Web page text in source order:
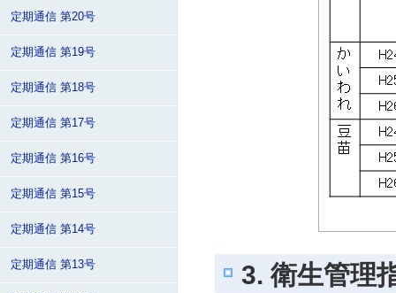
3. 衛生管理
定期通信 第20号
定期通信 第19号
定期通信 第18号
定期通信 第17号
定期通信 第16号
定期通信 第15号
定期通信 第14号
定期通信 第13号